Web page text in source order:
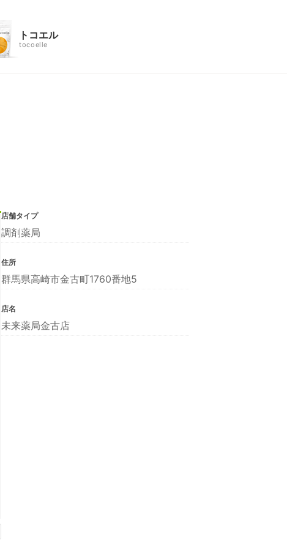
トコエル
tocoelle
店舗タイプ
調剤薬局
住所
群馬県高崎市金古町1760番地5
店名
未来薬局金古店